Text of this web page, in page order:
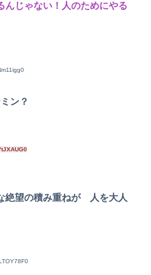
んじゃない！人のためにやる
ン？
絶望の積み重ねが 人を大人